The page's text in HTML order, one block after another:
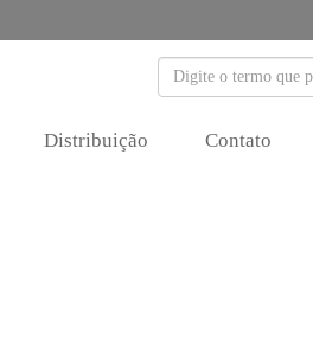
Distribuição Contato